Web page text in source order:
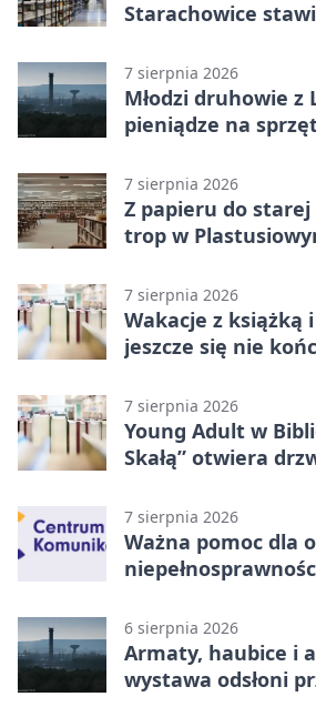
Starachowice
7 sierpnia 2026
Młodzi druhowie z
pieniądze na
7 sierpnia 2026
Z papieru do starej
trop w
7 sierpnia 2026
Wakacje z książką
jeszcze się nie
7 sierpnia 2026
Young Adult w
Skałą” otwiera
7 sierpnia 2026
Ważna pomoc dla
6 sierpnia 2026
Armaty, haubice i
wystawa odsłoni